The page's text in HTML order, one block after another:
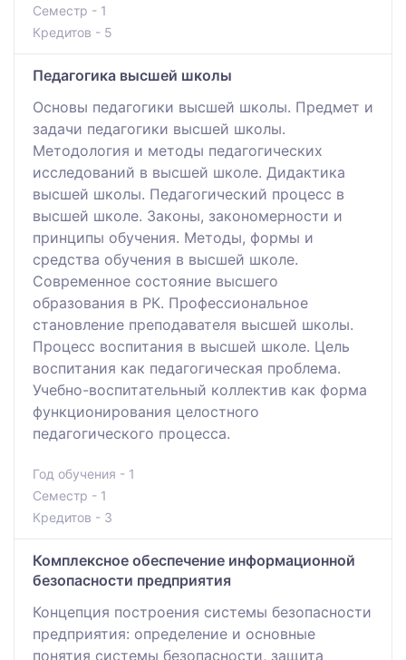
Семестр - 1
Кредитов - 5
Педагогика высшей школы
Основы педагогики высшей школы. Предмет и
задачи педагогики высшей школы.
Методология и методы педагогических
исследований в высшей школе. Дидактика
высшей школы. Педагогический процесс в
высшей школе. Законы, закономерности и
принципы обучения. Методы, формы и
средства обучения в высшей школе.
Современное состояние высшего
образования в РК. Профессиональное
становление преподавателя высшей школы.
Процесс воспитания в высшей школе. Цель
воспитания как педагогическая проблема.
Учебно-воспитательный коллектив как форма
функционирования целостного
педагогического процесса.
Год обучения - 1
Семестр - 1
Кредитов - 3
Комплексное обеспечение информационной
безопасности предприятия
Концепция построения системы безопасности
предприятия: определение и основные
понятия системы безопасности, защита